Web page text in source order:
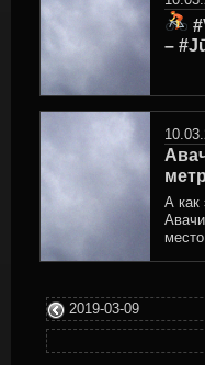
–
А как
2019-03-09